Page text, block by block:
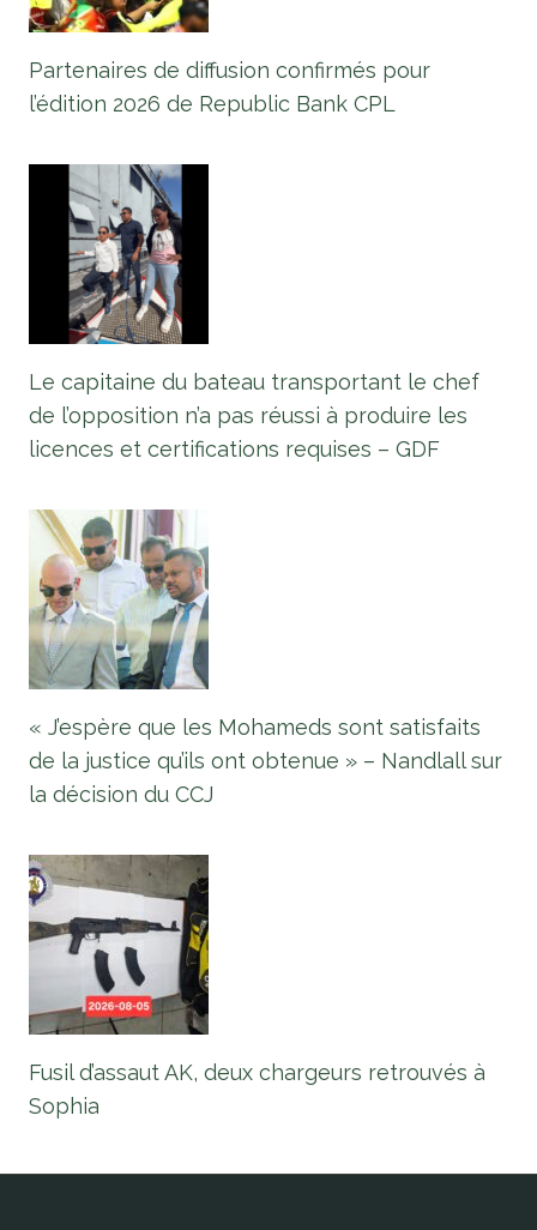
Partenaires de diffusion confirmés pour
l’édition 2026 de Republic Bank CPL
Le capitaine du bateau transportant le chef
de l’opposition n’a pas réussi à produire les
licences et certifications requises – GDF
« J’espère que les Mohameds sont satisfaits
de la justice qu’ils ont obtenue » – Nandlall sur
la décision du CCJ
Fusil d’assaut AK, deux chargeurs retrouvés à
Sophia